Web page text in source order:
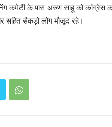
कमेटी के पास अरुण साहू को कांग्रेस
सहित सैकड़ो लोग मौजूद रहे।